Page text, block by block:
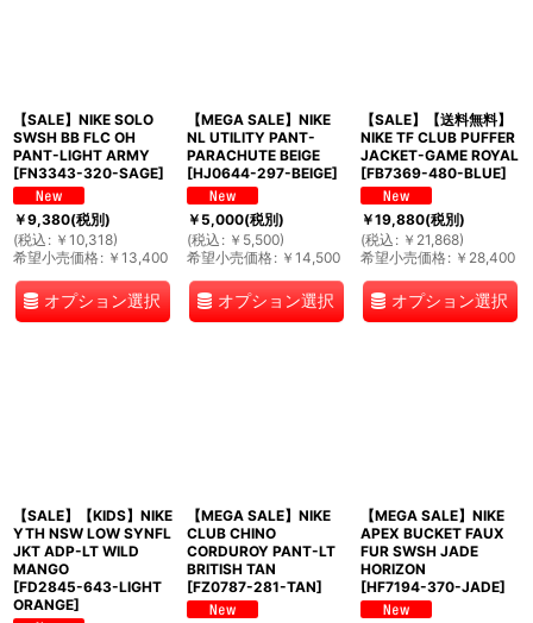
【SALE】NIKE SOLO
SWSH BB FLC OH
PANT-LIGHT ARMY
[FN3343-320-SAGE]
￥9,380(税別)
(税込 : ￥ 10,318)
希望小売価格: ￥ 13,400
オプション選択
【MEGA SALE】NIKE
NL UTILITY PANT-
PARACHUTE BEIGE
[HJ0644-297-BEIGE]
￥5,000(税別)
(税込 : ￥ 5,500)
希望小売価格: ￥ 14,500
オプション選択
【SALE】【送料無料】
NIKE TF CLUB PUFFER
JACKET-GAME ROYAL
[FB7369-480-BLUE]
￥19,880(税別)
(税込 : ￥ 21,868)
希望小売価格: ￥ 28,400
オプション選択
【SALE】【KIDS】NIKE
YTH NSW LOW SYNFL
JKT ADP-LT WILD
MANGO
[FD2845-643-LIGHT
ORANGE]
【MEGA SALE】NIKE
CLUB CHINO
CORDUROY PANT-LT
BRITISH TAN
[FZ0787-281-TAN]
【MEGA SALE】NIKE
APEX BUCKET FAUX
FUR SWSH JADE
HORIZON
[HF7194-370-JADE]